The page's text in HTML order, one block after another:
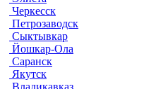
Черкесск
Петрозаводск
Сыктывкар
Йошкар-Ола
Саранск
Якутск
Владикавказ